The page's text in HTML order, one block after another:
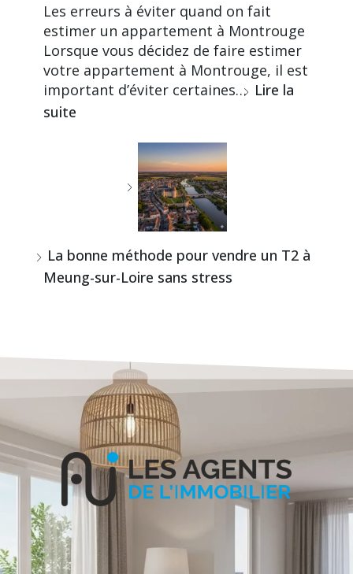
Les erreurs à éviter quand on fait
estimer un appartement à Montrouge
Lorsque vous décidez de faire estimer
votre appartement à Montrouge, il est
important d’éviter certaines… Lire la
suite
La bonne méthode pour vendre un T2 à
Meung-sur-Loire sans stress